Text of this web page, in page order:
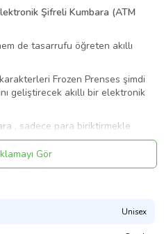
Şifreli Kumbara (ATM
de tasarrufu öğreten akıllı
Frozen Prenses şimdi
geliştirecek akıllı bir elektronik
, sadece para biriktirmekle
güvenli para saklamayı, şifre
Gör
Unisex